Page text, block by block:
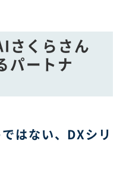
さくらさん
パートナ
はない、DXシリ